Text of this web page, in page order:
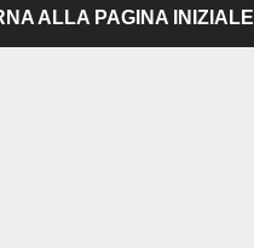
ALLA PAGINA INIZIALE